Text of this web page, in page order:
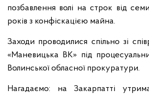
позбавлення волі на строк від
років з конфіскацією майна.
Заходи проводилися спільно зі
«Маневицька ВК» під
Волинської обласної прокуратури.
Нагадаємо: на Закарпатті